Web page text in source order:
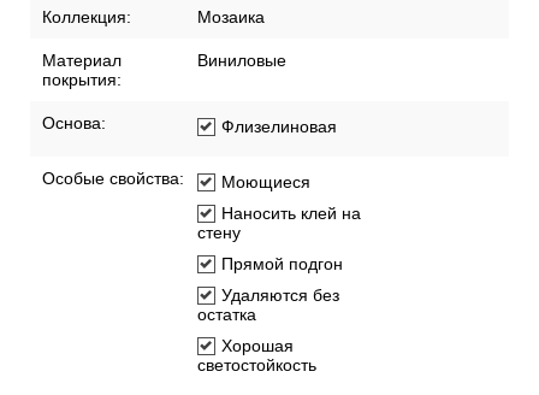
Коллекция: Мозаика
Материал
покрытия:
Виниловые
Основа: Флизелиновая
Особые свойства:
Моющиеся
Наносить клей на
стену
Прямой подгон
Удаляются без
остатка
Хорошая
светостойкость